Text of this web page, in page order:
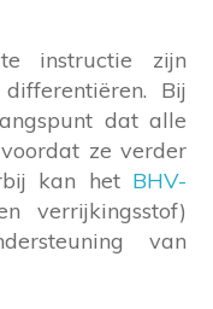
instructie zijn
Bij
dat alle
ze verder
kan hetBHV-
verrijkingsstof)
van